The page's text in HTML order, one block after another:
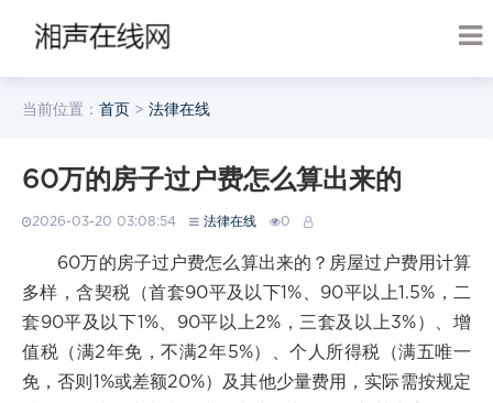
当前位置： 首页 > 法律在线
60万的房子过户费怎么算出来的
2026-03-20 03:08:54 法律在线 0
60万的房子过户费怎么算出来的？房屋过户费用计算
多样，含契税（首套90平及以下1%、90平以上1.5%，二
套90平及以下1%、90平以上2%，三套及以上3%）、增
值税（满2年免，不满2年5%）、个人所得税（满五唯一
免，否则1%或差额20%）及其他少量费用，实际需按规定